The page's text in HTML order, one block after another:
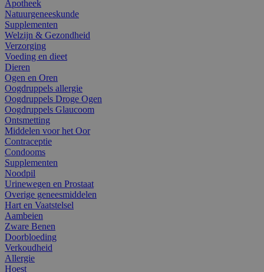
Apotheek
Natuurgeneeskunde
Supplementen
Welzijn & Gezondheid
Verzorging
Voeding en dieet
Dieren
Ogen en Oren
Oogdruppels allergie
Oogdruppels Droge Ogen
Oogdruppels Glaucoom
Ontsmetting
Middelen voor het Oor
Contraceptie
Condooms
Supplementen
Noodpil
Urinewegen en Prostaat
Overige geneesmiddelen
Hart en Vaatstelsel
Aambeien
Zware Benen
Doorbloeding
Verkoudheid
Allergie
Hoest